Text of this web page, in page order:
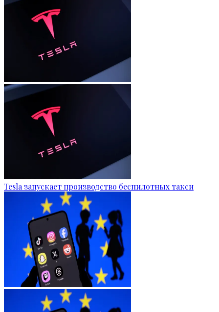
Tesla запускает производство беспилотных такси